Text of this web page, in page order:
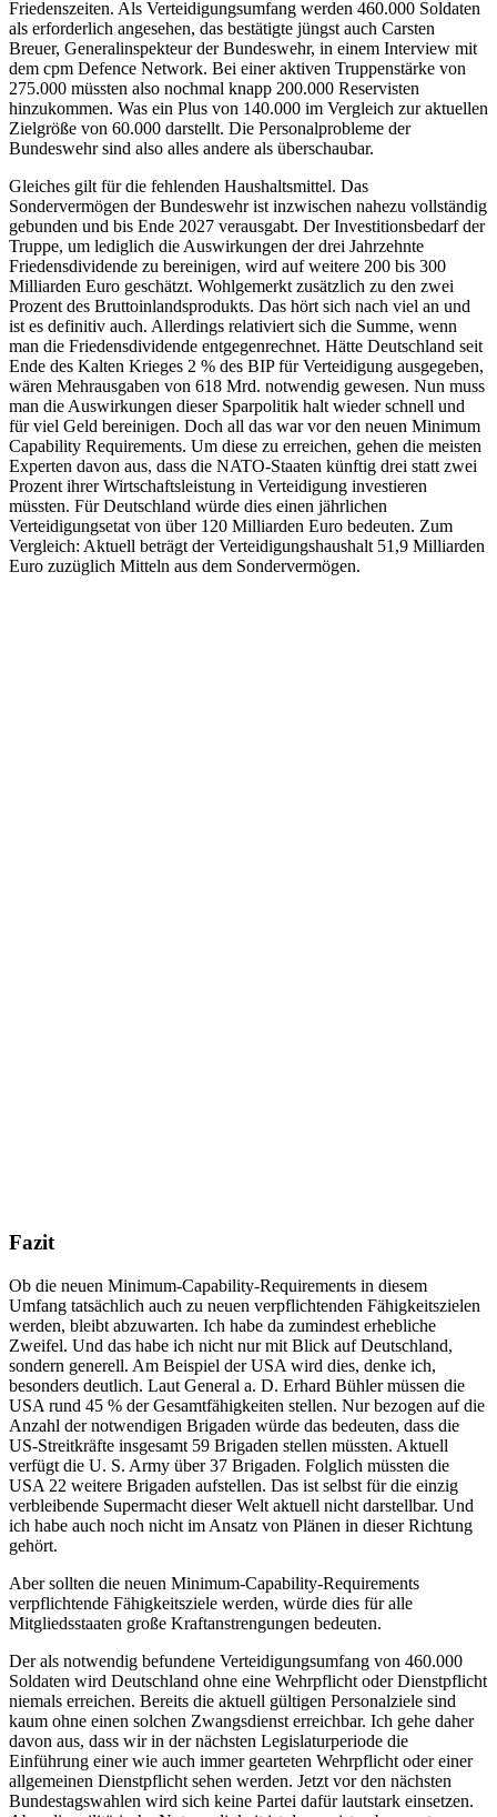
Friedenszeiten. Als Verteidigungsumfang werden 460.000 Soldaten
als erforderlich angesehen, das bestätigte jüngst auch Carsten
Breuer, Generalinspekteur der Bundeswehr, in einem Interview mit
dem cpm Defence Network. Bei einer aktiven Truppenstärke von
275.000 müssten also nochmal knapp 200.000 Reservisten
hinzukommen. Was ein Plus von 140.000 im Vergleich zur aktuellen
Zielgröße von 60.000 darstellt. Die Personalprobleme der
Bundeswehr sind also alles andere als überschaubar.
Gleiches gilt für die fehlenden Haushaltsmittel. Das
Sondervermögen der Bundeswehr ist inzwischen nahezu vollständig
gebunden und bis Ende 2027 verausgabt. Der Investitionsbedarf der
Truppe, um lediglich die Auswirkungen der drei Jahrzehnte
Friedensdividende zu bereinigen, wird auf weitere 200 bis 300
Milliarden Euro geschätzt. Wohlgemerkt zusätzlich zu den zwei
Prozent des Bruttoinlandsprodukts. Das hört sich nach viel an und
ist es definitiv auch. Allerdings relativiert sich die Summe, wenn
man die Friedensdividende entgegenrechnet. Hätte Deutschland seit
Ende des Kalten Krieges 2 % des BIP für Verteidigung ausgegeben,
wären Mehrausgaben von 618 Mrd. notwendig gewesen. Nun muss
man die Auswirkungen dieser Sparpolitik halt wieder schnell und
für viel Geld bereinigen. Doch all das war vor den neuen Minimum
Capability Requirements. Um diese zu erreichen, gehen die meisten
Experten davon aus, dass die NATO-Staaten künftig drei statt zwei
Prozent ihrer Wirtschaftsleistung in Verteidigung investieren
müssten. Für Deutschland würde dies einen jährlichen
Verteidigungsetat von über 120 Milliarden Euro bedeuten. Zum
Vergleich: Aktuell beträgt der Verteidigungshaushalt 51,9 Milliarden
Euro zuzüglich Mitteln aus dem Sondervermögen.
Fazit
Ob die neuen Minimum-Capability-Requirements in diesem
Umfang tatsächlich auch zu neuen verpflichtenden Fähigkeitszielen
werden, bleibt abzuwarten. Ich habe da zumindest erhebliche
Zweifel. Und das habe ich nicht nur mit Blick auf Deutschland,
sondern generell. Am Beispiel der USA wird dies, denke ich,
besonders deutlich. Laut General a. D. Erhard Bühler müssen die
USA rund 45 % der Gesamtfähigkeiten stellen. Nur bezogen auf die
Anzahl der notwendigen Brigaden würde das bedeuten, dass die
US-Streitkräfte insgesamt 59 Brigaden stellen müssten. Aktuell
verfügt die U. S. Army über 37 Brigaden. Folglich müssten die
USA 22 weitere Brigaden aufstellen. Das ist selbst für die einzig
verbleibende Supermacht dieser Welt aktuell nicht darstellbar. Und
ich habe auch noch nicht im Ansatz von Plänen in dieser Richtung
gehört.
Aber sollten die neuen Minimum-Capability-Requirements
verpflichtende Fähigkeitsziele werden, würde dies für alle
Mitgliedsstaaten große Kraftanstrengungen bedeuten.
Der als notwendig befundene Verteidigungsumfang von 460.000
Soldaten wird Deutschland ohne eine Wehrpflicht oder Dienstpflicht
niemals erreichen. Bereits die aktuell gültigen Personalziele sind
kaum ohne einen solchen Zwangsdienst erreichbar. Ich gehe daher
davon aus, dass wir in der nächsten Legislaturperiode die
Einführung einer wie auch immer gearteten Wehrpflicht oder einer
allgemeinen Dienstpflicht sehen werden. Jetzt vor den nächsten
Bundestagswahlen wird sich keine Partei dafür lautstark einsetzen.